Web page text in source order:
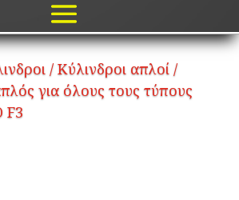
/ Κύλινδροι απλοί/
για όλους τους τύπους
F3